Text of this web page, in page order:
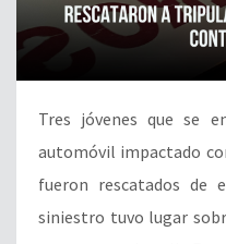
Tres jóvenes que se
automóvil impactado
fueron rescatados de
siniestro tuvo lugar